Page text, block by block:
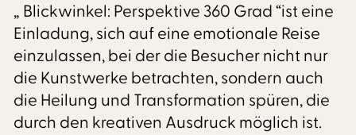
„ Blickwinkel: Perspektive 360 Grad “ist eine
Einladung, sich auf eine emotionale Reise
einzulassen, bei der die Besucher nicht nur
die Kunstwerke betrachten, sondern auch
die Heilung und Transformation spüren, die
durch den kreativen Ausdruck möglich ist.